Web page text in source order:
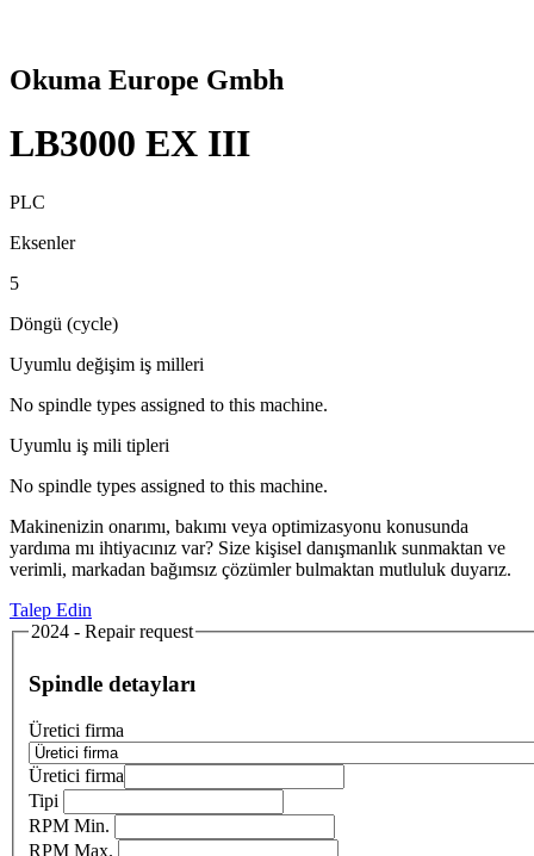
Okuma Europe Gmbh
LB3000 EX III
PLC
Eksenler
5
Döngü (cycle)
Uyumlu değişim iş milleri
No spindle types assigned to this machine.
Uyumlu iş mili tipleri
No spindle types assigned to this machine.
Makinenizin onarımı, bakımı veya optimizasyonu konusunda
yardıma mı ihtiyacınız var? Size kişisel danışmanlık sunmaktan ve
verimli, markadan bağımsız çözümler bulmaktan mutluluk duyarız.
Talep Edin
2024 - Repair request
Spindle detayları
Üretici firma
Üretici firma
Tipi
RPM Min.
RPM Max.